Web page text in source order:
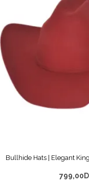
Bullhide Hats | Elegant
799,00